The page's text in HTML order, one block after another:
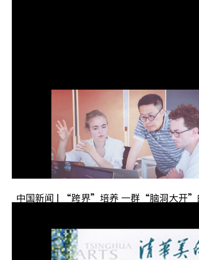
中国新闻 | “跨界”培养 一群“脑洞大开”